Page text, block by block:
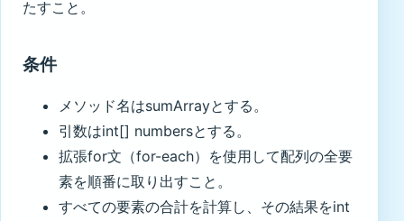
たすこと。
条件
メソッド名はsumArrayとする。
引数はint[] numbersとする。
拡張for文（for-each）を使用して配列の全要
素を順番に取り出すこと。
すべての要素の合計を計算し、その結果をint